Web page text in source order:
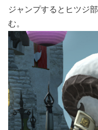
ジャンプするとヒツジ
む。